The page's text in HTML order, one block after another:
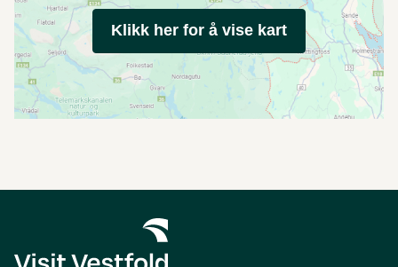
Klikk her for å vise kart